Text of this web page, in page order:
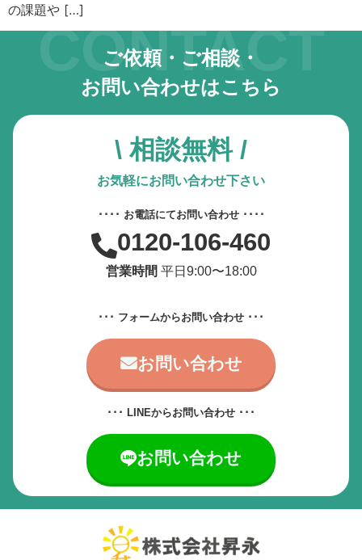
の課題や […]
CONTACT
ご依頼・ご相談・
お問い合わせはこちら
\ 相談無料 /
お気軽にお問い合わせ下さい
････ お電話にてお問い合わせ ････
0120-106-460
営業時間 平日9:00〜18:00
･･･ フォームからお問い合わせ ･･･
お問い合わせ
･･･ LINEからお問い合わせ ･･･
お問い合わせ
リンク下線
リンクに下線を付与
リンクを強調表示
アニメーションを停止
すべての設定をリセット
サービスお問い合わせ先